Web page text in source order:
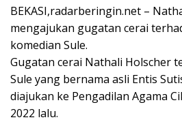
BEKASI,radarberingin.net –
mengajukan gugatan cerai
komedian Sule.
Gugatan cerai Nathali Holscher
Sule yang bernama asli Entis
diajukan ke Pengadilan Agama
2022 lalu.